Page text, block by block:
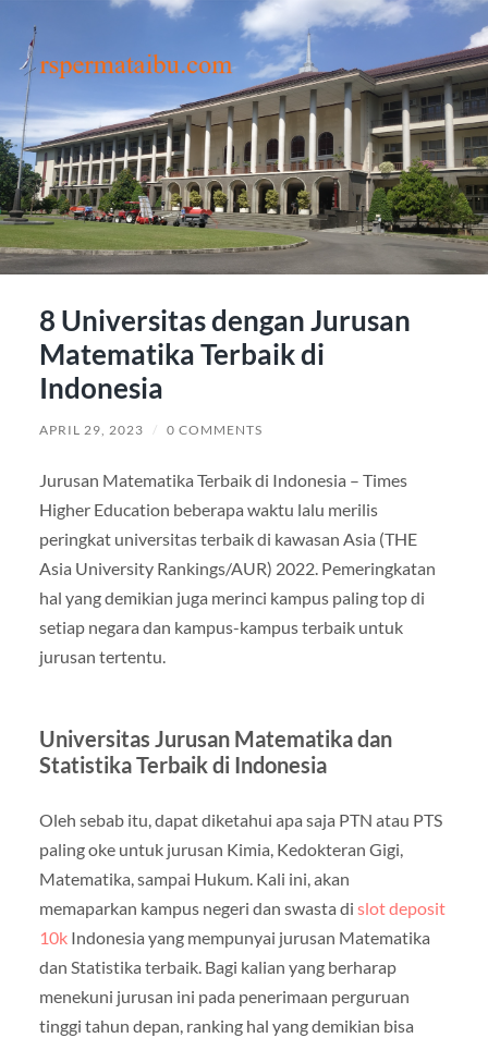
8 Universitas dengan Jurusan
Matematika Terbaik di
Indonesia
APRIL 29, 2023 / 0 COMMENTS
Jurusan Matematika Terbaik di Indonesia – Times
Higher Education beberapa waktu lalu merilis
peringkat universitas terbaik di kawasan Asia (THE
Asia University Rankings/AUR) 2022. Pemeringkatan
hal yang demikian juga merinci kampus paling top di
setiap negara dan kampus-kampus terbaik untuk
jurusan tertentu.
Universitas Jurusan Matematika dan
Statistika Terbaik di Indonesia
Oleh sebab itu, dapat diketahui apa saja PTN atau PTS
paling oke untuk jurusan Kimia, Kedokteran Gigi,
Matematika, sampai Hukum. Kali ini, akan
memaparkan kampus negeri dan swasta di slot deposit
10kIndonesia yang mempunyai jurusan Matematika
dan Statistika terbaik. Bagi kalian yang berharap
menekuni jurusan ini pada penerimaan perguruan
tinggi tahun depan, ranking hal yang demikian bisa